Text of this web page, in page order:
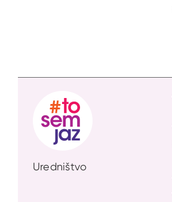
Uredništvo